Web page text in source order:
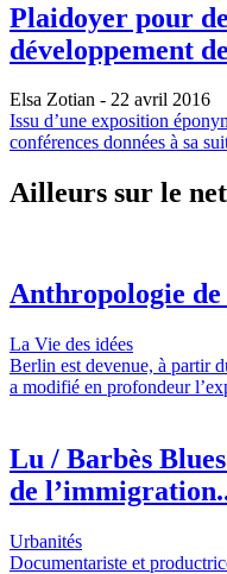
Plaidoyer pour
développement
Elsa Zotian - 22 avril 2016
Issu d’une exposition
conférences données à sa
Ailleurs sur le net
Anthropologie
La Vie des idées
Berlin est devenue, à partir
a modifié en profondeur
Lu / Barbès
de
Urbanités
Documentariste et